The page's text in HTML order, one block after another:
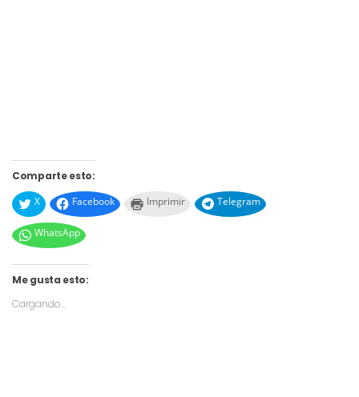
Comparte esto:
X
Facebook Imprimir Telegram
WhatsApp
Me gusta esto:
Cargando...